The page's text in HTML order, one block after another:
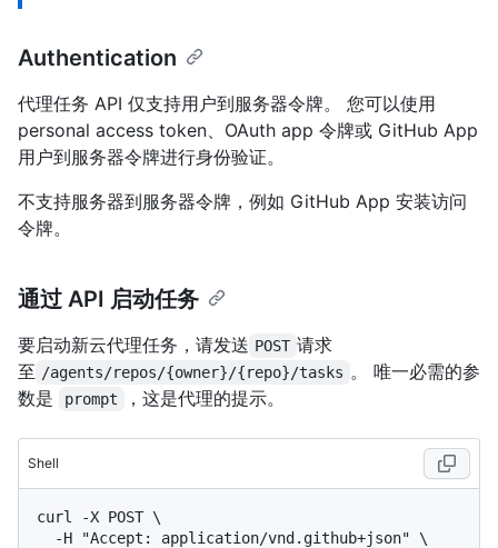
Authentication
代理任务 API 仅支持用户到服务器令牌。 您可以使用
personal access token、OAuth app 令牌或 GitHub App
用户到服务器令牌进行身份验证。
不支持服务器到服务器令牌，例如 GitHub App 安装访问
令牌。
通过 API 启动任务
要启动新云代理任务，请发送 POST 请求
至 /agents/repos/{owner}/{repo}/tasks 。 唯一必需的参
数是
prompt ，这是代理的提示。
Shell
curl -X POST \